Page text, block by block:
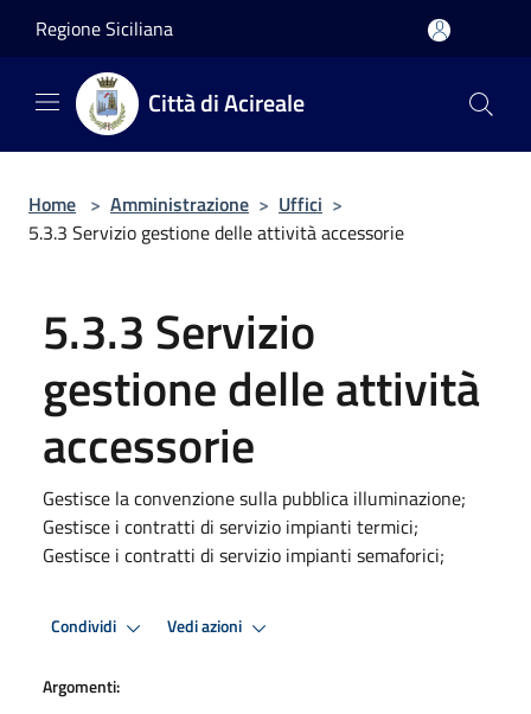
Regione Siciliana
Città di Acireale
Home > Amministrazione > Uffici >
5.3.3 Servizio gestione delle attività accessorie
5.3.3 Servizio
gestione delle attività
accessorie
Gestisce la convenzione sulla pubblica illuminazione;
Gestisce i contratti di servizio impianti termici;
Gestisce i contratti di servizio impianti semaforici;
Condividi Vedi azioni
Argomenti: